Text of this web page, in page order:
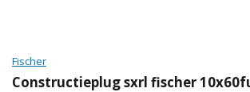
Fischer
Constructieplug sxrl fischer